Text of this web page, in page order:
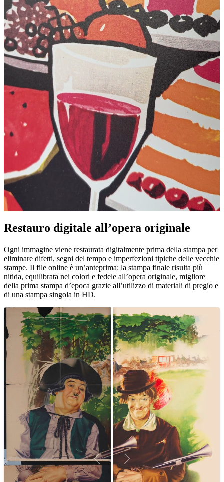
Restauro digitale all’opera originale
Ogni immagine viene restaurata digitalmente prima della stampa per
eliminare difetti, segni del tempo e imperfezioni tipiche delle vecchie
stampe. Il file online è un’anteprima: la stampa finale risulta più
nitida, equilibrata nei colori e fedele all’opera originale, migliore
della prima stampa d’epoca grazie all’utilizzo di materiali di pregio e
di una stampa singola in HD.